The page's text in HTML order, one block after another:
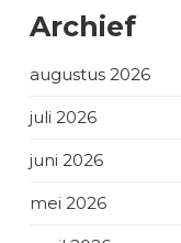
Archief
augustus 2026
juli 2026
juni 2026
mei 2026